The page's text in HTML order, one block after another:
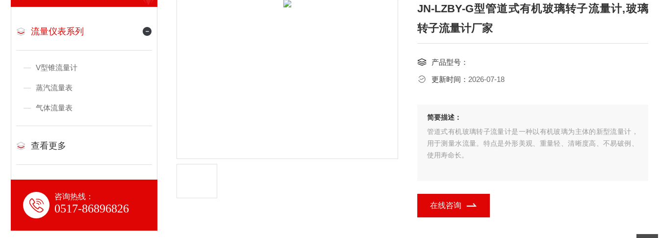
流量仪表系列
V型锥流量计
蒸汽流量表
气体流量表
查看更多
咨询热线：
0517-86896826
JN-LZBY-G型管道式有机玻璃转子流量计,玻璃
转子流量计厂家
产品型号：
更新时间： 2026-07-18
简要描述：
管道式有机玻璃转子流量计是一种以有机玻璃为主体的新型流量计，
用于测量水流量。特点是外形美观、重量轻、清晰度高、不易破例、
使用寿命长。
在线咨询